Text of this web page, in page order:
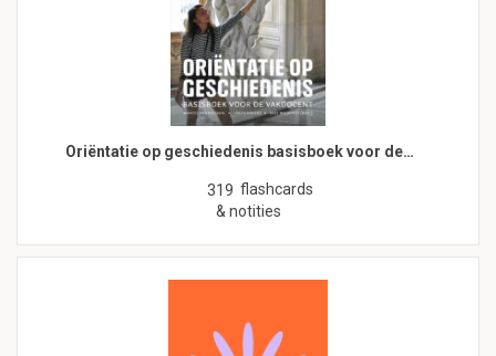
Oriëntatie op geschiedenis basisboek voor de…
319 flashcards
& notities